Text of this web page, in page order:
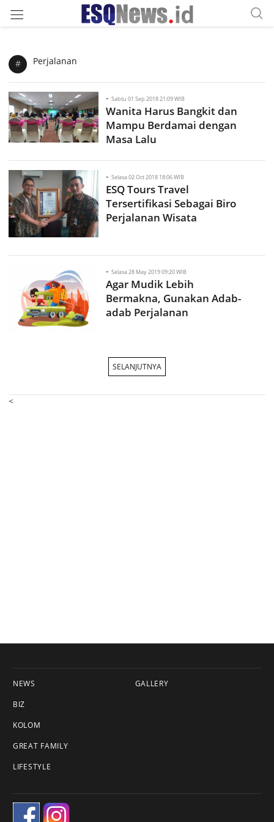
# Perjalanan
- Sabtu 01 Sep 2018 21:09 WIB
Wanita Harus Bangkit dan
Mampu Berdamai dengan
Masa Lalu
- Selasa 02 Oct 2018 18:06 WIB
ESQ Tours Travel
Tersertifikasi Sebagai Biro
Perjalanan Wisata
- Selasa 28 May 2019 09:20 WIB
Agar Mudik Lebih
Bermakna, Gunakan Adab-
adab Perjalanan
SELANJUTNYA
<
NEWS
BIZ
KOLOM
GREAT FAMILY
LIFESTYLE
GALLERY